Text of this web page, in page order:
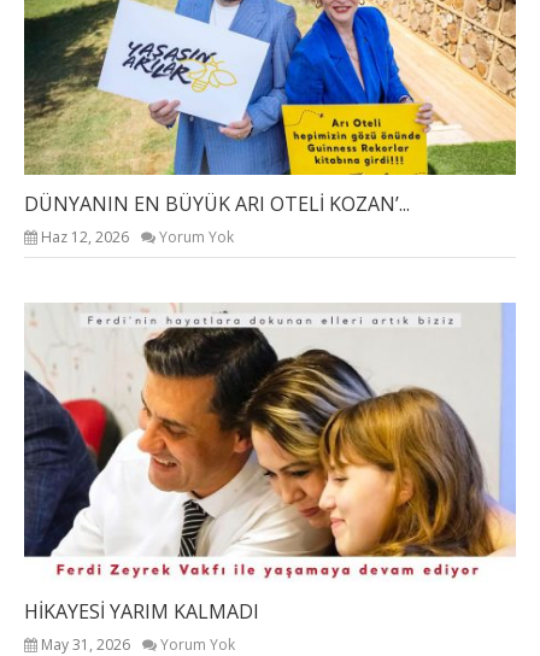
DÜNYANIN EN BÜYÜK ARI OTELİ KOZAN’...
Haz 12, 2026 Yorum Yok
HİKAYESİ YARIM KALMADI
May 31, 2026 Yorum Yok